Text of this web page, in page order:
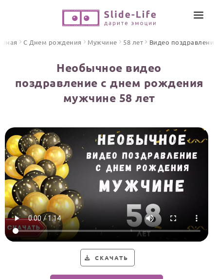
ПО ФОРМАТУ
Видео поздравления
Открытки
Стихи и тексты
ПРАЗДНИКИ
С Днем рождения
Юбилей
Свадьба
Годовщина свадьбы
Календарь праздников
ТЕКСТЫ И ИДЕИ
ОТЗЫВЫ
С Днем рождения Мужчине 58 лет Видео поздравления
Необычное видео
поздравление с днем рождения
мужчине 58 лет
СКАЧАТЬ